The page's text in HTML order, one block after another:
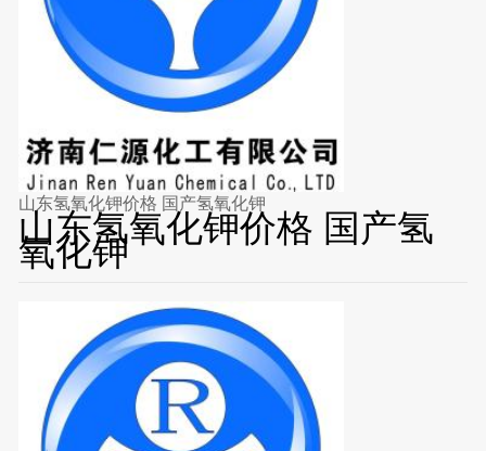
山东氢氧化钾价格 国产氢氧化钾
山东氢氧化钾价格 国产氢
氧化钾